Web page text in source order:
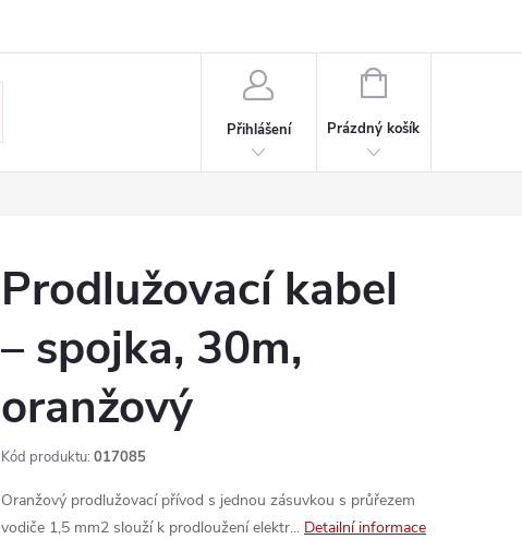
Bordeaux
Přihlášení
NÁKUPNÍ
Prázdný košík
Prodlužovací kabel
– spojka, 30m,
oranžový
Kód produktu: 017085
Oranžový prodlužovací přívod s jednou zásuvkou s průřezem
vodiče 1,5 mm2 slouží k prodloužení elektr... Detailní informace